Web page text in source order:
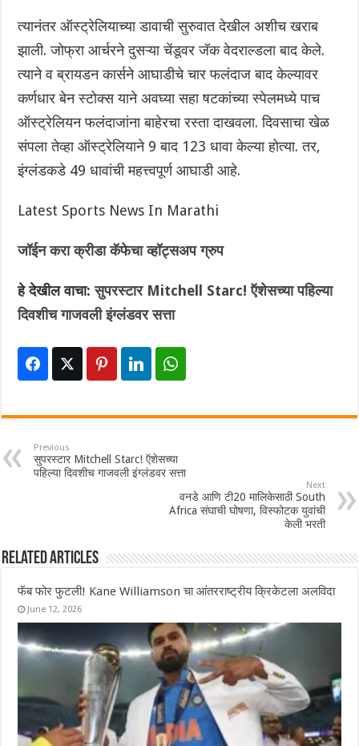
त्यानंतर ऑस्ट्रेलियाच्या डावाची सुरुवात देखील अशीच खराब
झाली. जोफ्रा आर्चरने दुसऱ्या चेंडूवर जॅक वेदराल्डला बाद केले.
त्याने व ब्रायडन कार्सने आघाडीचे चार फलंदाज बाद केल्यावर
कर्णधार बेन स्टोक्स याने अवघ्या सहा षटकांच्या स्पेलमध्ये पाच
ऑस्ट्रेलियन फलंदाजांना बाहेरचा रस्ता दाखवला. दिवसाचा खेळ
संपला तेव्हा ऑस्ट्रेलियाने 9 बाद 123 धावा केल्या होत्या. तर,
इंग्लंडकडे 49 धावांची महत्त्वपूर्ण आघाडी आहे.
Latest Sports News In Marathi
जॉईन करा क्रीडा कॅफेचा व्हॉट्सअप ग्रुप
हे देखील वाचा:सुपरस्टार Mitchell Starc! ऍशेसच्या पहिल्या
दिवशीच गाजवली इंग्लंडवर सत्ता
Previous
सुपरस्टार Mitchell Starc! ऍशेसच्या
पहिल्या दिवशीच गाजवली इंग्लंडवर सत्ता
Next
वनडे आणि टी20 मालिकेसाठी South
Africa संघाची घोषणा, विस्फोटक युवांची
केली भरती
Related Articles
फॅब फोर फुटली! Kane Williamson चा आंतरराष्ट्रीय क्रिकेटला अलविदा
June 12, 2026